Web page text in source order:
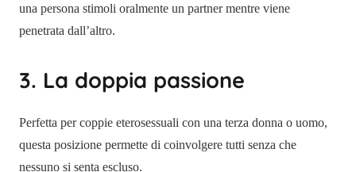
una persona stimoli oralmente un partner mentre viene
penetrata dall’altro.
3. La doppia passione
Perfetta per coppie eterosessuali con una terza donna o uomo,
questa posizione permette di coinvolgere tutti senza che
nessuno si senta escluso.